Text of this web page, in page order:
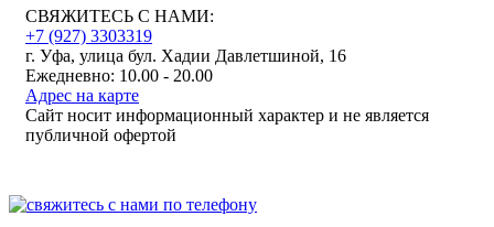
СВЯЖИТЕСЬ С НАМИ:
+7 (927) 3303319
г. Уфа, улица бул. Хадии Давлетшиной, 16
Ежедневно: 10.00 - 20.00
Адрес на карте
Сайт носит информационный характер и не является
публичной офертой